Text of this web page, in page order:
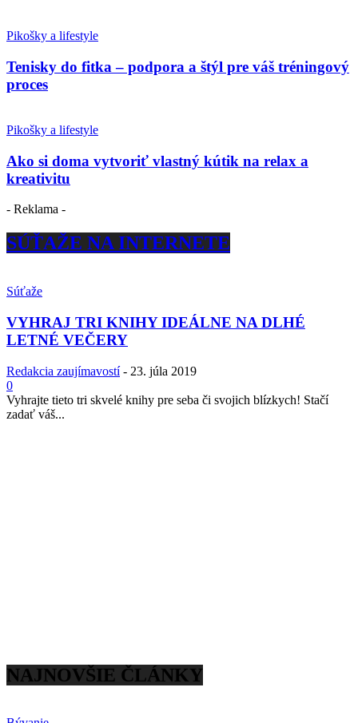
Pikošky a lifestyle
Tenisky do fitka – podpora a štýl pre váš tréningový
proces
Pikošky a lifestyle
Ako si doma vytvoriť vlastný kútik na relax a
kreativitu
- Reklama -
SÚŤAŽE NA INTERNETE
Súťaže
VYHRAJ TRI KNIHY IDEÁLNE NA DLHÉ
LETNÉ VEČERY
Redakcia zaujímavostí - 23. júla 2019
0
Vyhrajte tieto tri skvelé knihy pre seba či svojich blízkych! Stačí
zadať váš...
NAJNOVŠIE ČLÁNKY